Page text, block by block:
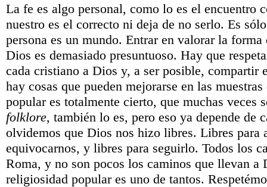
La fe es algo personal, como lo es el encuentro
nuestro es el correcto ni deja de no serlo. Es
persona es un mundo. Entrar en valorar la forma
Dios es demasiado presuntuoso. Hay que
cada cristiano a Dios y, a ser posible, compartir
hay cosas que pueden mejorarse en las
popular es totalmente cierto, que muchas veces
folklore, también lo es, pero eso ya depende de
olvidemos que Dios nos hizo libres. Libres para
equivocarnos, y libres para seguirlo. Todos los
Roma, y no son pocos los caminos que llevan a
religiosidad popular es uno de tantos.